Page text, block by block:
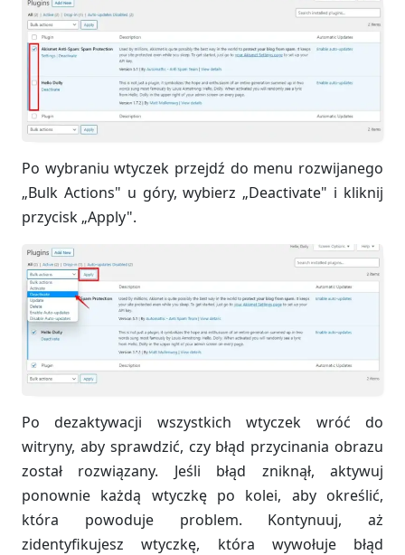
Po wybraniu wtyczek przejdź do menu rozwijanego
„Bulk Actions" u góry, wybierz „Deactivate" i kliknij
przycisk „Apply".
Po dezaktywacji wszystkich wtyczek wróć do
witryny, aby sprawdzić, czy błąd przycinania obrazu
został rozwiązany. Jeśli błąd zniknął, aktywuj
ponownie każdą wtyczkę po kolei, aby określić,
która powoduje problem. Kontynuuj, aż
zidentyfikujesz wtyczkę, która wywołuje błąd